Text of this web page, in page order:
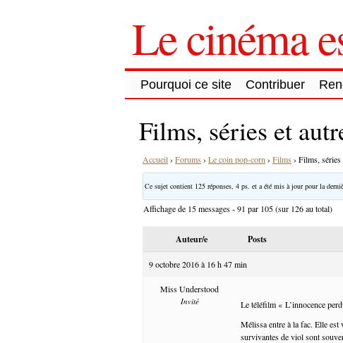
Le cinéma
Pourquoi ce site Contribuer
Films, séries et
Accueil› Forums › Le coin pop-corn › Films › Films, séries
Ce sujet contient 125 réponses, 4 ps. et a été mis à jour pour la
Affichage de 15 messages - 91 par 105 (sur 126 au total)
Auteur/e Posts
9 octobre 2016 à 16 h 47 min
Miss Understood
Invité
Le téléfilm « L’innocence
Mélissa entre à la fac. Elle est
survivantes de viol sont